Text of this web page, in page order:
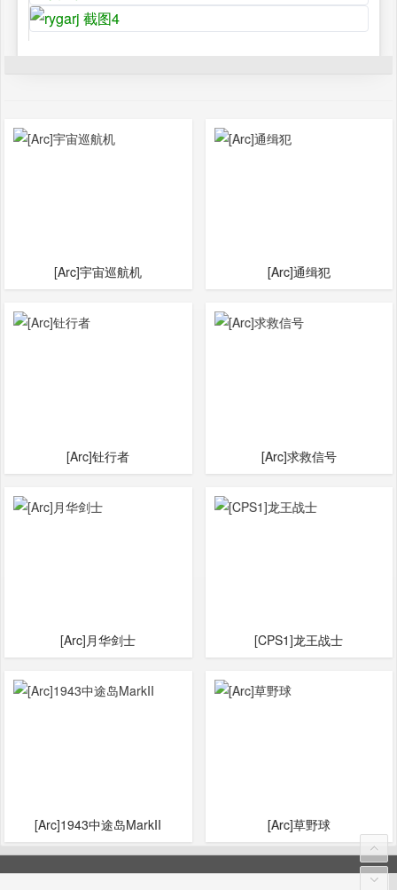
[Arc]宇宙巡航机 [Arc]通缉犯
[Arc]钍行者 [Arc]求救信号
[Arc]‌月华剑士 [CPS1]龙王战士
[Arc]1943中途岛MarkII [Arc]草野球